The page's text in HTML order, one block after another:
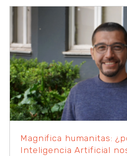
Magnifica humanitas:
Inteligencia Artificial